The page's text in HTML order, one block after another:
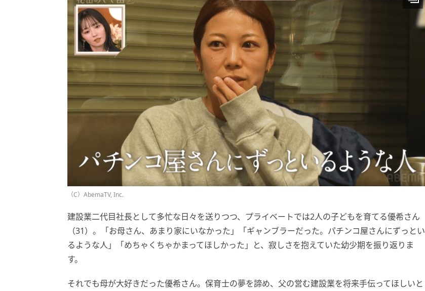
（C）AbemaTV, Inc.
建設業二代目社長として多忙な日々を送りつつ、プライベートでは2人の子どもを育てる優希さん
（31）。「お母さん、あまり家にいなかった」「ギャンブラーだった。パチンコ屋さんにずっとい
るような人」「めちゃくちゃかまってほしかった」と、寂しさを抱えていた幼少期を振り返りま
す。
それでも母が大好きだった優希さん。保育士の夢を諦め、父の営む建設業を将来手伝ってほしいと